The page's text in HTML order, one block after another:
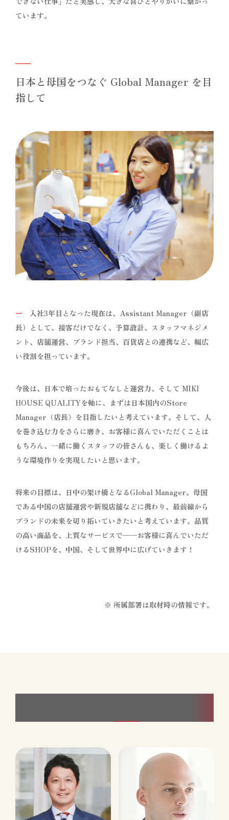
ています。
日本と母国をつなぐ Global Manager を目
指して
ー 入社3年目となった現在は、Assistant Manager（副店
長）として、接客だけでなく、予算設計、スタッフマネジメ
ント、店舗運営、ブランド担当、百貨店との連携など、幅広
い役割を担っています。
今後は、日本で培ったおもてなしと運営力、そして MIKI
HOUSE QUALITYを軸に、まずは日本国内のStore
Manager（店長）を目指したいと考えています。そして、人
を巻き込む力をさらに磨き、お客様に喜んでいただくことは
もちろん、一緒に働くスタッフの皆さんも、楽しく働けるよ
うな環境作りを実現したいと思います。
将来の目標は、日中の架け橋となるGlobal Manager。母国
である中国の店舗運営や新規店舗などに携わり、最前線から
ブランドの未来を切り拓いていきたいと考えています。品質
の高い商品を、上質なサービスで——お客様に喜んでいただ
けるSHOPを、中国、そして世界中に広げていきます！
※ 所属部署は取材時の情報です。